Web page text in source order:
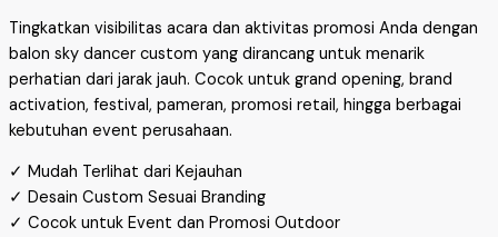
Tingkatkan visibilitas acara dan aktivitas promosi Anda dengan
balon sky dancer custom yang dirancang untuk menarik
perhatian dari jarak jauh. Cocok untuk grand opening, brand
activation, festival, pameran, promosi retail, hingga berbagai
kebutuhan event perusahaan.
✓ Mudah Terlihat dari Kejauhan
✓ Desain Custom Sesuai Branding
✓ Cocok untuk Event dan Promosi Outdoor